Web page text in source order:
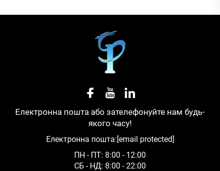
Електронна пошта або зателефонуйте нам будь-
якого часу!
Електронна пошта:[email protected]
ПН - ПТ: 8:00 - 12:00
СБ - НД: 8:00 - 22:00